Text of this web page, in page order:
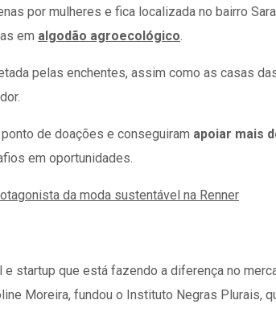
por mulheres e fica localizada no bairro
em algodão agroecológico.
pelas enchentes, assim como as casas
de doações e conseguiram apoiar mais
em oportunidades.
da moda sustentável na Renner
startup que está fazendo a diferença no
Moreira, fundou o Instituto Negras Plurais,